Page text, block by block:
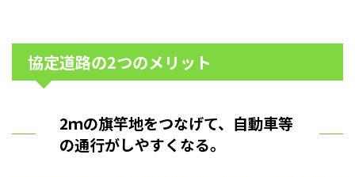
協定道路の2つのメリット
2ｍの旗竿地をつなげて、自動車等
の通行がしやすくなる。